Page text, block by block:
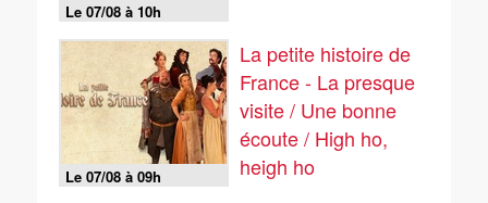
Le 07/08 à 10h
Le 07/08 à 09h
La petite histoire de
France - La presque
visite / Une bonne
écoute / High ho,
heigh ho